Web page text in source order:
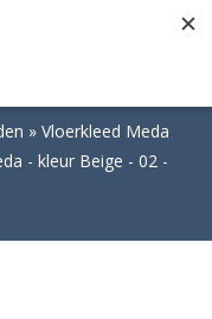
Vloerkleed Meda
- kleur Beige - 02 -